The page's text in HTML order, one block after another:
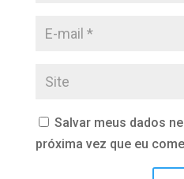
Salvar meus dados
próxima vez que eu